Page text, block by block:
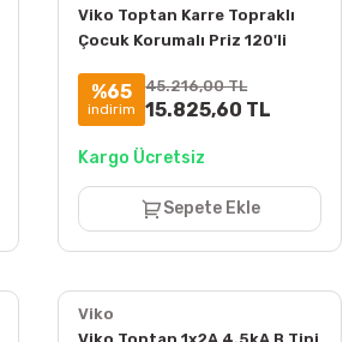
Viko Toptan Karre Topraklı
Çocuk Korumalı Priz 120'li
94900042
%65
indirim
45.216,00 TL
15.825,60 TL
Kargo Ücretsiz
Sepete Ekle
Viko